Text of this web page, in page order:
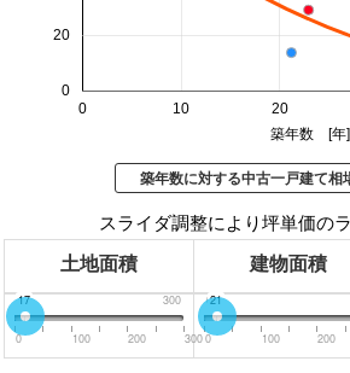
0 10 20
0
20
築年数 [年]
築年数に対する中古一戸建て相
スライダ調整により坪単価の
土地面積 建物面積
0 300
17
0 100 200 300
021
0 100 200